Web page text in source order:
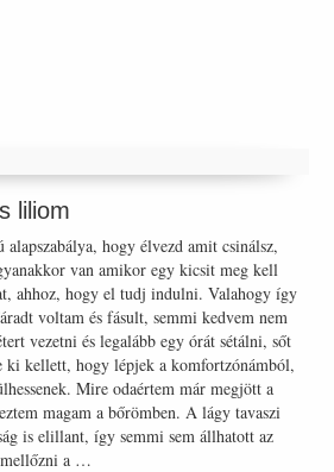
liliom
alapszabálya, hogy élvezd amit csinálsz,
van amikor egy kicsit meg kell
ahhoz, hogy el tudj indulni. Valahogy így
voltam és fásult, semmi kedvem nem
vezetni és legalább egy órát sétálni, sőt
ki kellett, hogy lépjek a komfortzónámból,
Mire odaértem már megjött a
magam a bőrömben. A lágy tavaszi
is elillant, így semmi sem állhatott az
mellőzni a …